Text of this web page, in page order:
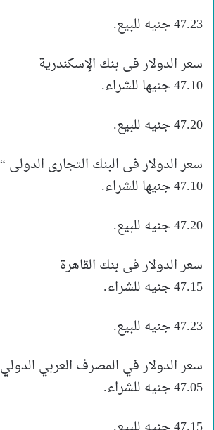
47.23 جنيه للبيع.
سعر الدولار فى بنك الإسكندرية
47.10 جنيها للشراء.
47.20 جنيه للبيع.
سعر الدولار فى البنك التجارى الدولى “cib”
47.10 جنيها للشراء.
47.20 جنيه للبيع.
سعر الدولار فى بنك القاهرة
47.15 جنيه للشراء.
47.23 جنيه للبيع.
سعر الدولار في المصرف العربي الدولي
47.05 جنيه للشراء.